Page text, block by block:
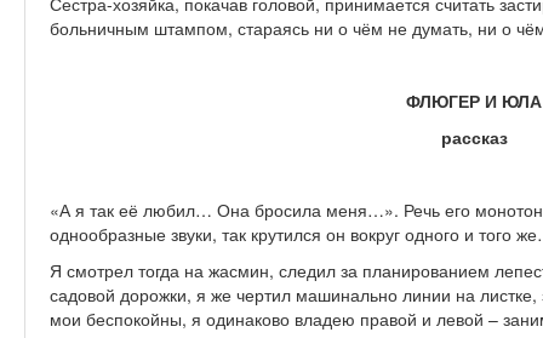
больничным штампом, стараясь ни о чём не думать, ни о
ФЛЮГЕР И ЮЛА
рассказ
«А я так её любил… Она бросила меня…». Речь его
однообразные звуки, так крутился он вокруг одного и
Я смотрел тогда на жасмин, следил за планированием
садовой дорожки, я же чертил машинально линии на
мои беспокойны, я одинаково владею правой и левой –